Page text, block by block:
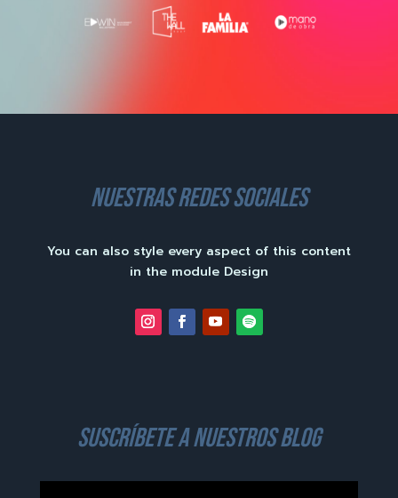
nuestras redes sociales
You can also style every aspect of this content
in the module Design
suscríbete a nuestros blog